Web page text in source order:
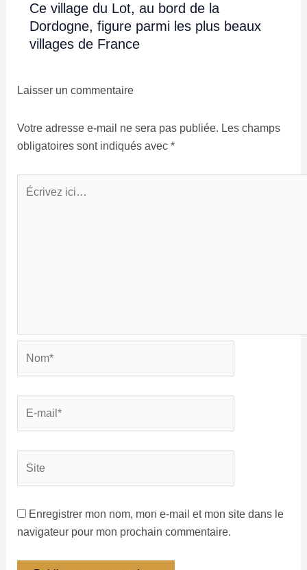
Ce village du Lot, au bord de la
Dordogne, figure parmi les plus beaux
villages de France
Laisser un commentaire
Votre adresse e-mail ne sera pas publiée. Les champs
obligatoires sont indiqués avec *
Enregistrer mon nom, mon e-mail et mon site dans le
navigateur pour mon prochain commentaire.